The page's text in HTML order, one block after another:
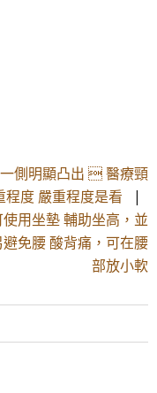
側明顯凸出  醫療頸
度 嚴重程度是看 |
用坐墊 輔助坐高，並
免腰 酸背痛，可在腰
部放小軟